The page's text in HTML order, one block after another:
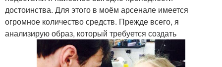
достоинства. Для этого в моём арсенале имеется
огромное количество средств. Прежде всего, я
анализирую образ, который требуется создать